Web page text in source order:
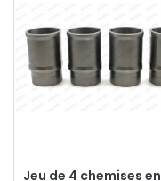
Jeu de 4 chemises en